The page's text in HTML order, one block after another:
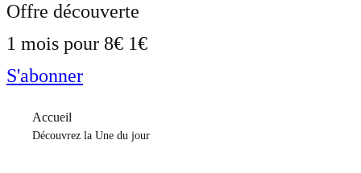
Offre découverte
1 mois pour 8€ 1€
S'abonner
Accueil
Découvrez la Une du jour